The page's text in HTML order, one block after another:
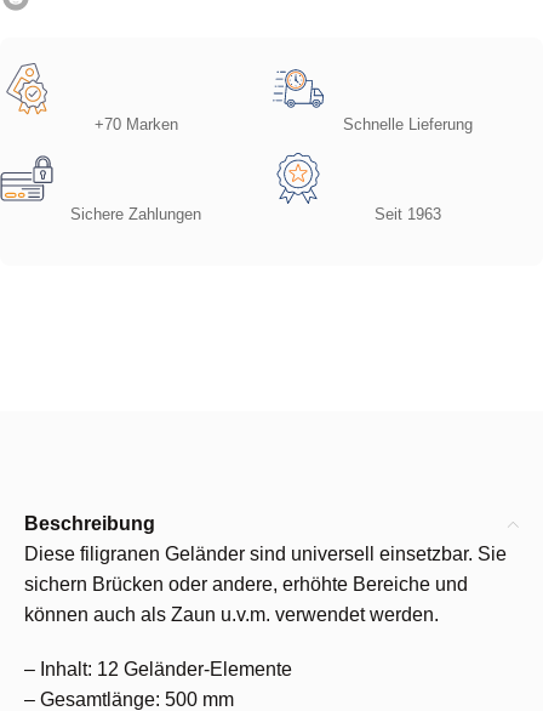
+70 Marken Schnelle Lieferung
Sichere Zahlungen Seit 1963
Beschreibung
Diese filigranen Geländer sind universell einsetzbar. Sie
sichern Brücken oder andere, erhöhte Bereiche und
können auch als Zaun u.v.m. verwendet werden.
– Inhalt: 12 Geländer-Elemente
– Gesamtlänge: 500 mm